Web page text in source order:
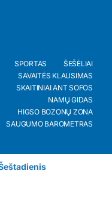
SPORTAS
ŠEŠĖLIAI
SAVAITĖS KLAUSIMAS
SKAITINIAI ANT SOFOS
NAMŲ GIDAS
HIGSO BOZONŲ ZONA
SAUGUMO BAROMETRAS